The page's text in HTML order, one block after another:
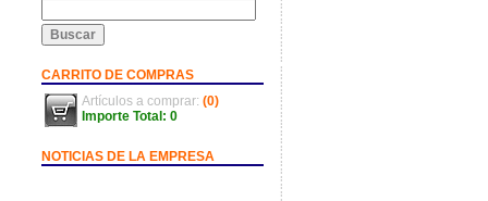
CARRITO DE COMPRAS
Artículos a comprar: (0)
Importe Total: 0
NOTICIAS DE LA EMPRESA